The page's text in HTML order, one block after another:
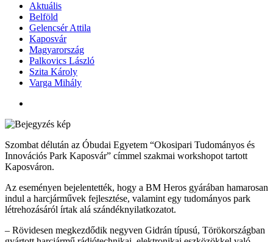
Aktuális
Belföld
Gelencsér Attila
Kaposvár
Magyarország
Palkovics László
Szita Károly
Varga Mihály
Szombat délután az Óbudai Egyetem “Okosipari Tudományos és
Innovációs Park Kaposvár” címmel szakmai workshopot tartott
Kaposváron.
Az eseményen bejelentették, hogy a BM Heros gyárában hamarosan
indul a harcjárművek fejlesztése, valamint egy tudományos park
létrehozásáról írtak alá szándéknyilatkozatot.
– Rövidesen megkezdődik negyven Gidrán típusú, Törökországban